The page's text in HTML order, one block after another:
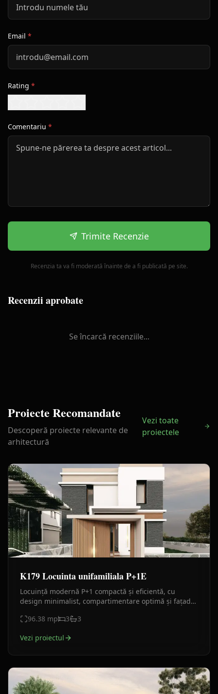
Email *
Rating *
Comentariu *
Trimite Recenzie
Recenzia ta va fi moderată înainte de a fi publicată pe site.
Recenzii aprobate
Se încarcă recenziile...
Proiecte Recomandate
Descoperă proiecte relevante de
arhitectură
Vezi toate
proiectele
K179 Locuinta unifamiliala P+1E
Locuință modernă P+1 compactă și eficientă, cu
design minimalist, compartimentare optimă și fațade
96.38 mp 3 3
Vezi proiectul